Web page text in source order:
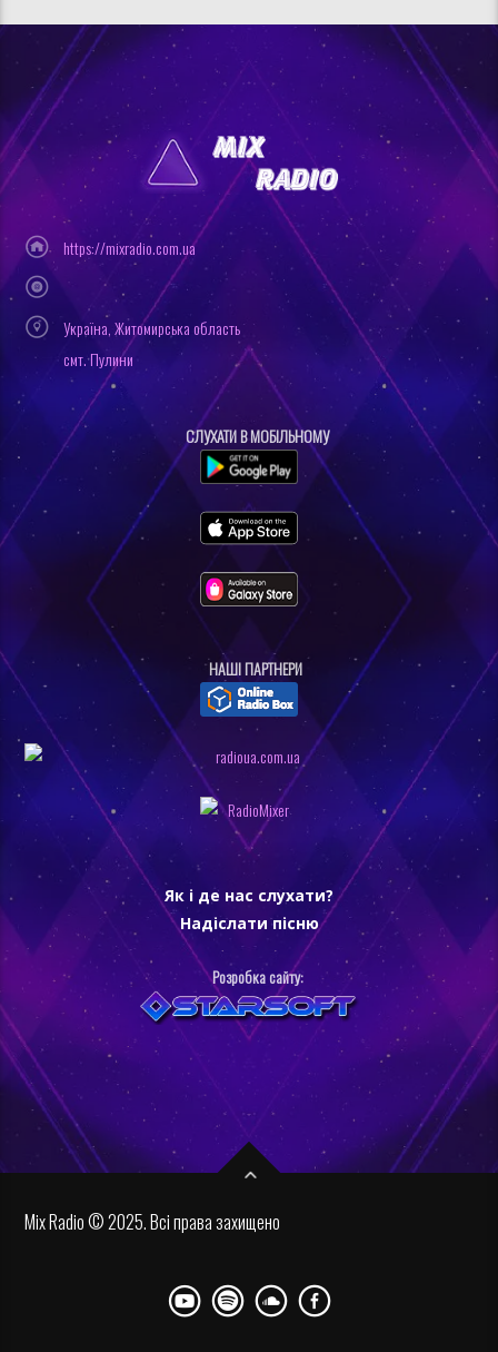
https://mixradio.com.ua
Україна, Житомирська область
смт. Пулини
СЛУХАТИ В МОБІЛЬНОМУ
НАШI ПАРТНЕРИ
Як і де нас слухати?
Надіслати пісню
Розробка сайту:
Mix Radio © 2025. Всі права захищено